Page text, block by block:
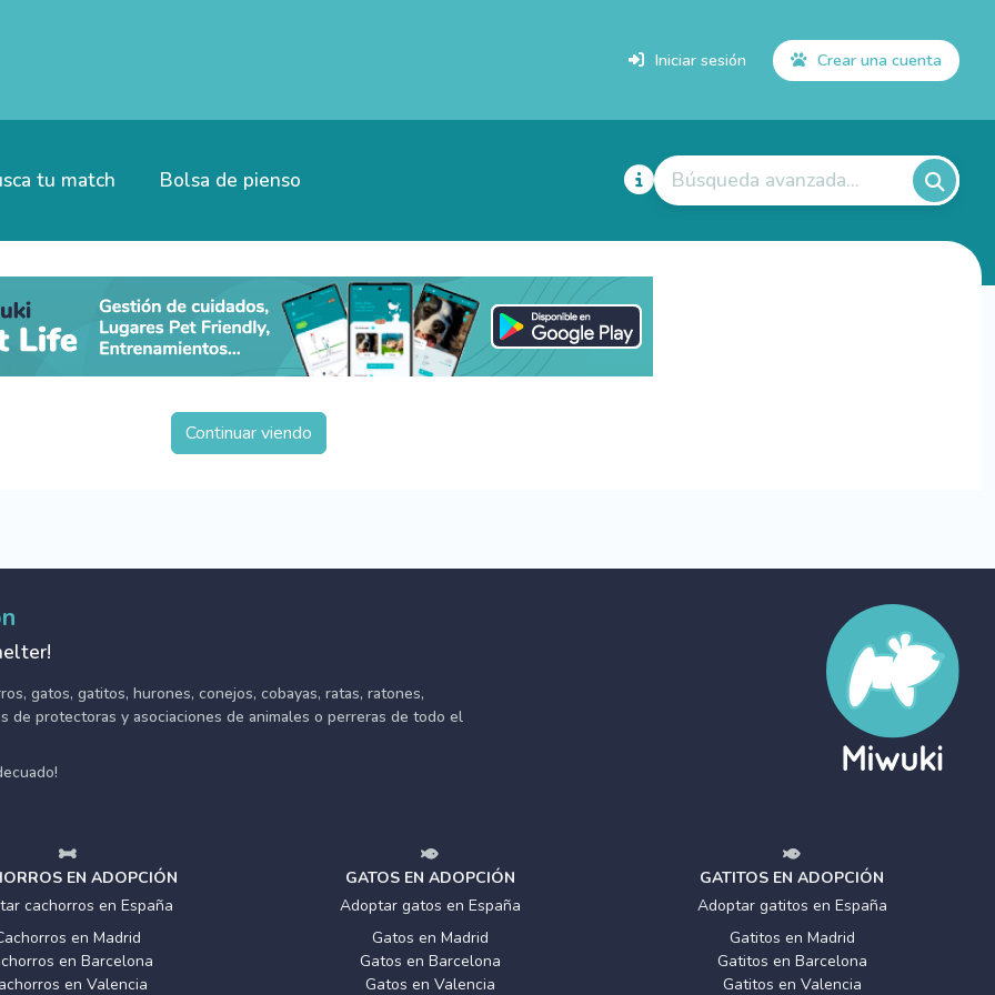
Iniciar sesión Crear una cuenta
tu match Bolsa de pienso Búsqueda avanzada...
Continuar viendo
gatos, gatitos, hurones, conejos, cobayas, ratas, ratones,
de protectoras y asociaciones de animales o perreras de todo el
EN ADOPCIÓN
cachorros en España
en Madrid
en Barcelona
en Valencia
GATOS EN ADOPCIÓN
Adoptar gatos en España
Gatos en Madrid
Gatos en Barcelona
Gatos en Valencia
GATITOS EN ADOPCIÓN
Adoptar gatitos en España
Gatitos en Madrid
Gatitos en Barcelona
Gatitos en Valencia